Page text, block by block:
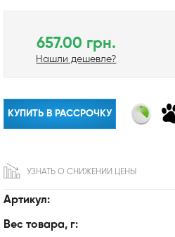
Артикул:
Вес товара, г:
657.00 грн.
Нашли дешевле?
КУПИТЬ В РАССРОЧКУ
УЗНАТЬ О СНИЖЕНИИ ЦЕНЫ